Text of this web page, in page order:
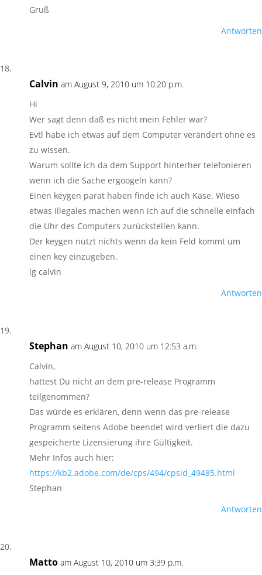
Gruß
Antworten
Calvin am August 9, 2010 um 10:20 p.m.
Hi
Wer sagt denn daß es nicht mein Fehler war?
Evtl habe ich etwas auf dem Computer verändert ohne es
zu wissen.
Warum sollte ich da dem Support hinterher telefonieren
wenn ich die Sache ergoogeln kann?
Einen keygen parat haben finde ich auch Käse. Wieso
etwas illegales machen wenn ich auf die schnelle einfach
die Uhr des Computers zurückstellen kann.
Der keygen nützt nichts wenn da kein Feld kommt um
einen key einzugeben.
lg calvin
Antworten
Stephan am August 10, 2010 um 12:53 a.m.
Calvin,
hattest Du nicht an dem pre-release Programm
teilgenommen?
Das würde es erklären, denn wenn das pre-release
Programm seitens Adobe beendet wird verliert die dazu
gespeicherte Lizensierung ihre Gültigkeit.
Mehr Infos auch hier:
https://kb2.adobe.com/de/cps/494/cpsid_49485.html
Stephan
Antworten
Matto am August 10, 2010 um 3:39 p.m.